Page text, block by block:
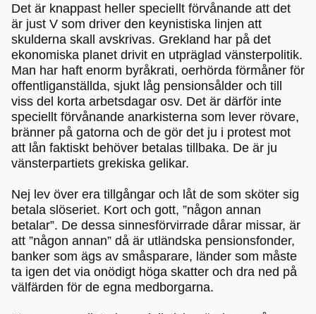
Det är knappast heller speciellt förvånande att det
är just V som driver den keynistiska linjen att
skulderna skall avskrivas. Grekland har på det
ekonomiska planet drivit en utpräglad vänsterpolitik.
Man har haft enorm byråkrati, oerhörda förmåner för
offentliganställda, sjukt låg pensionsålder och till
viss del korta arbetsdagar osv. Det är därför inte
speciellt förvånande anarkisterna som lever rövare,
bränner på gatorna och de gör det ju i protest mot
att lån faktiskt behöver betalas tillbaka. De är ju
vänsterpartiets grekiska gelikar.
Nej lev över era tillgångar och låt de som sköter sig
betala slöseriet. Kort och gott, ”någon annan
betalar”. De dessa sinnesförvirrade dårar missar, är
att ”någon annan” då är utländska pensionsfonder,
banker som ägs av småsparare, länder som måste
ta igen det via onödigt höga skatter och dra ned på
välfärden för de egna medborgarna.